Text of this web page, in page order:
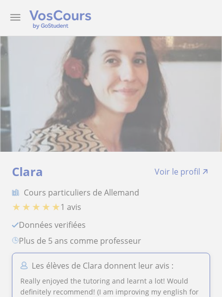
Clara
Voir le profil
Cours particuliers de Allemand
★ ★ ★ ★ ★1 avis
Données verifiées
plus de 5 ans comme professeur
Les élèves de Clara donnent leur avis :
Really enjoyed the tutoring and learnt a lot! Would
definitely recommend! (I am improving my english for